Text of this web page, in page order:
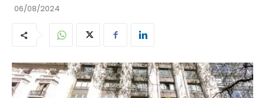
06/08/2024